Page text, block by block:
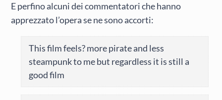
E perfino alcuni dei commentatori che hanno
apprezzato l’opera se ne sono accorti:
This film feels? more pirate and less
steampunk to me but regardless it is still a
good film